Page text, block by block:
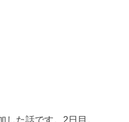
た話です。2日目。